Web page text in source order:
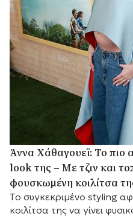
Άννα Χάθαγουεϊ: Το
look της – Με τζιν και
φουσκωμένη κοιλίτσα
Το συγκεκριμένο styling
κοιλίτσα της να γίνει